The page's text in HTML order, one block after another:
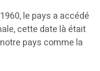
le pays a accédé
cette date là était
pays comme la